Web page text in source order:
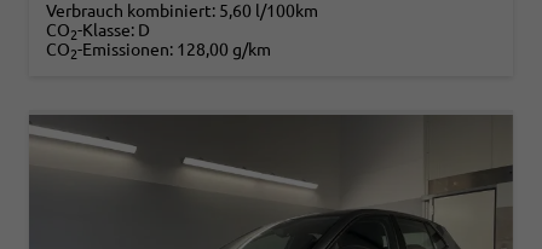
Verbrauch kombiniert: 5,60 l/100km
CO2-Klasse: D
CO2-Emissionen: 128,00 g/km